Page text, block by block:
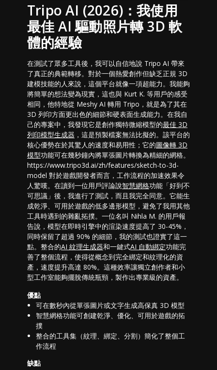
Tripo AI (2026)：我使用
最佳 AI 驅動照片轉 3D 軟
體的經驗
在測試了眾多工具後，我可以自信地說 Tripo AI 帶來
了真正的典範轉移。對於一個熱愛創作但缺乏正規 3D
建模技能的人來說，這個平台就像一項超能力。我能夠
將簡單的想法變為現實，這也與 Kurt K. 等用戶的感受
相同，他特地從 Meshy AI 轉用 Tripo，就是為了其在
3D 列印方面更出色的細節和硬表面生成能力。在我自
己的專案中，我發現它是創作獨特微縮模型的最佳 3D
列印模型生成器 ，這是預製檔案無法比擬的。該平台的
核心優勢在於其驚人的速度和易用性；它的圖像轉 3D
模型功能可在幾秒鐘內將單張圖片轉換為精細的網格。
https://www.tripo3d.ai/zh/features/sketch-to-3d-
model 對於遊戲開發者而言，工作流程的加速效果令
人驚嘆。在讀到一位用戶評論說智慧網格功能「好到不
可思議」後，我進行了測試，而且我完全同意。它能生
成乾淨、可用於遊戲的低多邊形模型，避免了我用其他
工具時遇到的雜亂拓撲。一位名叫 Nihla M. 的用戶報
告說，模型在即時引擎中的渲染速度提高了 30-45%，
同時保留了超過 90% 的細節，我的測試也證實了這一
點。整合的AI 紋理生成器和一鍵式AI 自動綁定功能完
善了整個流程，使得從概念到完全綁定和紋理化的資
產，速度提升高達 80%。這種效率讓獨立創作者和小
型工作室能夠擺脫傳統瓶頸，製作出專業級的資產。
優點
可在數秒內從單張圖片或文字生成高保真 3D 模型
智慧網格功能可創建乾淨、優化、可用於遊戲的拓
撲
整合的工具集（紋理、綁定、分割）簡化了整個工
作流程
缺點